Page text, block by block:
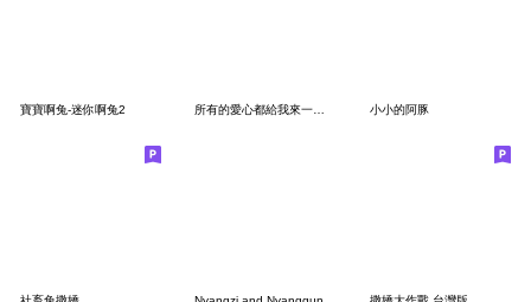
寶寶啊兔-迷你啊兔2 小小的阿豚